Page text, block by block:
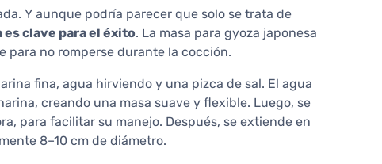
Y aunque podría parecer que solo se trata de
clave para el éxito. La masa para gyoza japonesa
para no romperse durante la cocción.
fina, agua hirviendo y una pizca de sal. El agua
creando una masa suave y flexible. Luego, se
para facilitar su manejo. Después, se extiende en
8–10 cm de diámetro.